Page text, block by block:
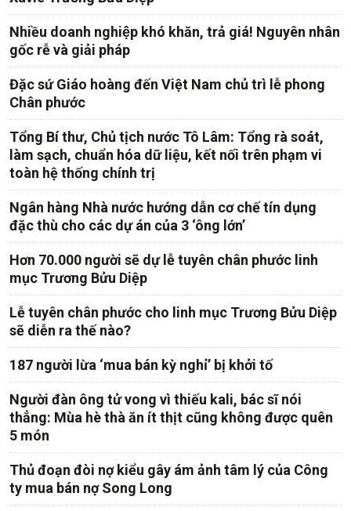
Nhiều doanh nghiệp khó khăn, trả giá! Nguyên nhân
gốc rễ và giải pháp
Đặc sứ Giáo hoàng đến Việt Nam chủ trì lễ phong
Chân phước
Tổng Bí thư, Chủ tịch nước Tô Lâm: Tổng rà soát,
làm sạch, chuẩn hóa dữ liệu, kết nối trên phạm vi
toàn hệ thống chính trị
Ngân hàng Nhà nước hướng dẫn cơ chế tín dụng
đặc thù cho các dự án của 3 ‘ông lớn’
Hơn 70.000 người sẽ dự lễ tuyên chân phước linh
mục Trương Bửu Diệp
Lễ tuyên chân phước cho linh mục Trương Bửu Diệp
sẽ diễn ra thế nào?
187 người lừa ‘mua bán kỳ nghỉ’ bị khởi tố
Người đàn ông tử vong vì thiếu kali, bác sĩ nói
thẳng: Mùa hè thà ăn ít thịt cũng không được quên
5 món
Thủ đoạn đòi nợ kiểu gây ám ảnh tâm lý của Công
ty mua bán nợ Song Long